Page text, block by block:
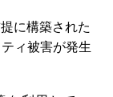
に構築された
ィ被害が発生